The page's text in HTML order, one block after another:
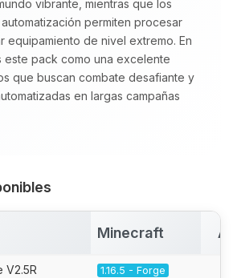
vibrante, mientras que los
permiten procesar
equipamiento de nivel extremo. En
este pack como una excelente
que buscan combate desafiante y
en largas campañas
Minecraft
V2.5R 1.16.5 - Forge